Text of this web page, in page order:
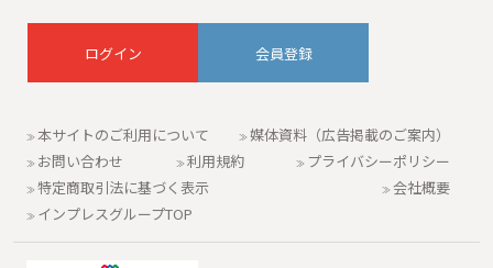
会員登録
本サイトのご利用について
媒体資料（広告掲載のご案内）
お問い合わせ
利用規約
プライバシーポリシー
特定商取引法に基づく表示
会社概要
インプレスグループTOP